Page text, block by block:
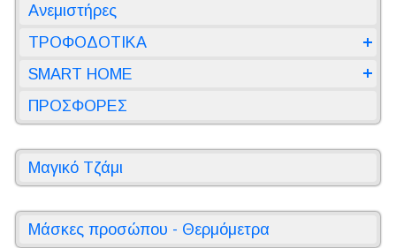
Ανεμιστήρες
ΤΡΟΦΟΔΟΤΙΚΑ
SMART HOME
ΠΡΟΣΦΟΡΕΣ
Μαγικό Τζάμι
Μάσκες προσώπου - Θερμόμετρα